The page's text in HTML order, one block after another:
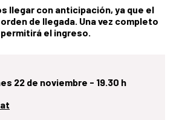
llegar con anticipación, ya que el
de llegada. Una vez completo
el ingreso.
22 de noviembre - 19.30 h